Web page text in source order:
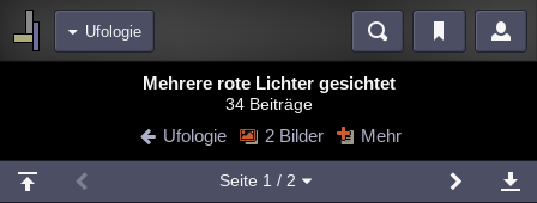
Ufologie
Blogs
Chat Wiki Neuigkeiten
meine Rubriken
Mehrere rote Lichter gesichtet
34 Beiträge
Ufologie 2 Bilder Mehr
Seite 1 / 2